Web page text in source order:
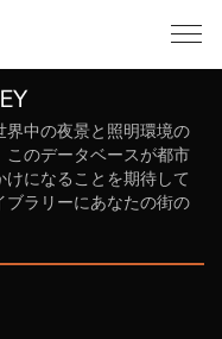
界中の夜景と照明環境の
このデータベースが都市
になることを期待して
ブラリーにあなたの街の